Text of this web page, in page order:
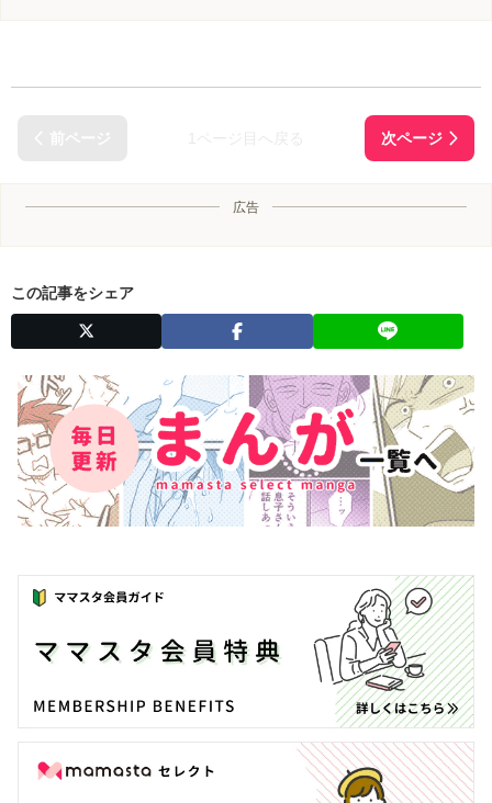
広告
この記事をシェア